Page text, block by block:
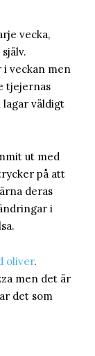
vecka,
i veckan men
tjejernas
lagar väldigt
ut med
på att
deras
i
oliver.
men det är
det som